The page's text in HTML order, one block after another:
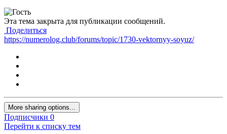
Эта тема закрыта для публикации сообщений.
Поделиться
https://numerolog.club/forums/topic/1730-vektornyy-soyuz/
More sharing options...
Подписчики 0
Перейти к списку тем